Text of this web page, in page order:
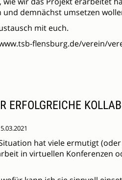
demnächst umsetzen
mit euch.
flensburg.de/verein/
ERFOLGREICHE
hat viele ermutigt
in virtuellen Konferenzen